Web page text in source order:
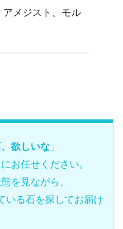
アメジスト、モル
欲しいな 」
お任せください。
を見ながら、
いる石を探してお届け